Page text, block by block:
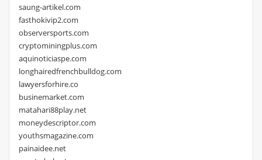
saung-artikel.com
fasthokivip2.com
observersports.com
cryptominingplus.com
aquinoticiaspe.com
longhairedfrenchbulldog.com
lawyersforhire.co
businemarket.com
matahari88play.net
moneydescriptor.com
youthsmagazine.com
painaidee.net